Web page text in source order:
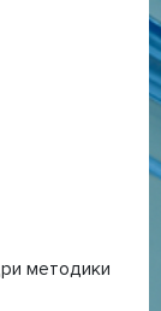
методики